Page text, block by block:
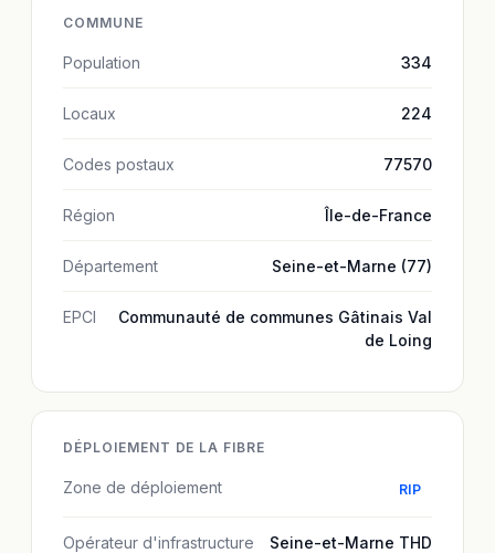
COMMUNE
Population 334
Locaux 224
Codes postaux 77570
Région Île-de-France
Département Seine-et-Marne (77)
EPCI
Communauté de communes Gâtinais Val
de Loing
DÉPLOIEMENT DE LA FIBRE
Zone de déploiement RIP
Opérateur d'infrastructure Seine-et-Marne THD